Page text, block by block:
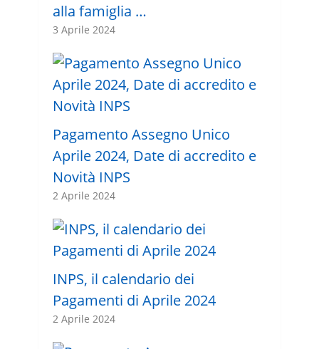
alla famiglia …
3 Aprile 2024
Pagamento Assegno Unico
Aprile 2024, Date di accredito e
Novità INPS
2 Aprile 2024
INPS, il calendario dei
Pagamenti di Aprile 2024
2 Aprile 2024